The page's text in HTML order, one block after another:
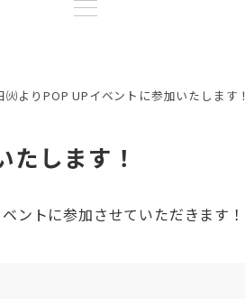
㈫よりPOP UPイベントに参加いたします！
します！
ントに参加させていただきます！